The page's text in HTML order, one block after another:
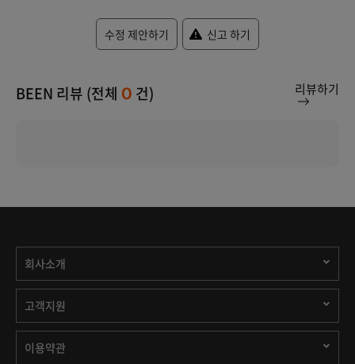
수정 제안하기 신고 하기
BEEN 리뷰 (전체 0 건) 리뷰하기
회사소개
고객지원
이용약관